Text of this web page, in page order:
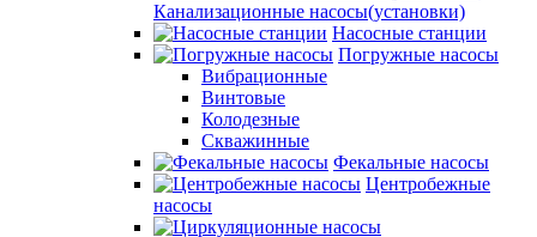
Канализационные насосы(установки)
Насосные станции
Погружные насосы
Вибрационные
Винтовые
Колодезные
Скважинные
Фекальные насосы
Центробежные
насосы